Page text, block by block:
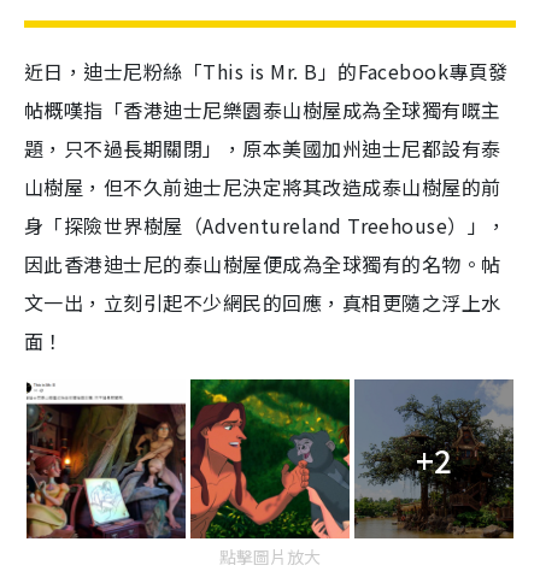
近日，迪士尼粉絲 「This is Mr. B」的Facebook專頁發
帖概嘆指「香港迪士尼樂園泰山樹屋成為全球獨有嘅主
題，只不過長期關閉」，原本美國加州迪士尼都設有泰
山樹屋，但不久前迪士尼決定將其改造成泰山樹屋的前
身「探險世界樹屋（Adventureland Treehouse）」，
因此香港迪士尼的泰山樹屋便成為全球獨有的名物。帖
文一出，立刻引起不少網民的回應，真相更隨之浮上水
面！
+2
點擊圖片放大